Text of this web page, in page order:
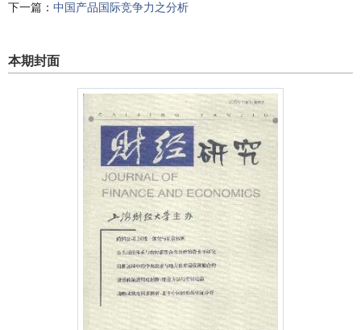
下一篇： 中国产品国际竞争力之分析
本期封面